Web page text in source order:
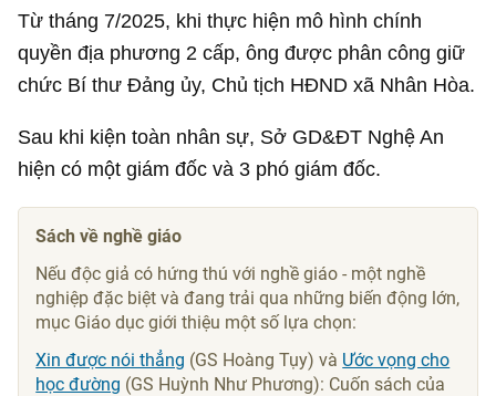
Từ tháng 7/2025, khi thực hiện mô hình chính
quyền địa phương 2 cấp, ông được phân công giữ
chức Bí thư Đảng ủy, Chủ tịch HĐND xã Nhân Hòa.
Sau khi kiện toàn nhân sự, Sở GD&ĐT Nghệ An
hiện có một giám đốc và 3 phó giám đốc.
Sách về nghề giáo
Nếu độc giả có hứng thú với nghề giáo - một nghề
nghiệp đặc biệt và đang trải qua những biến động lớn,
mục Giáo dục giới thiệu một số lựa chọn:
Xin được nói thẳng (GS Hoàng Tụy) và Ước vọng cho
học đường (GS Huỳnh Như Phương): Cuốn sách của